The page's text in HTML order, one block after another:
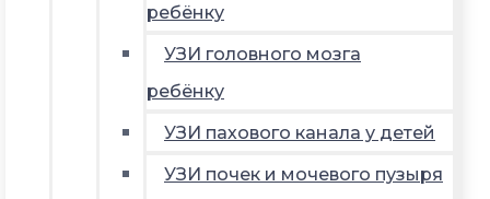
ребёнку
УЗИ головного мозга
ребёнку
УЗИ пахового канала у детей
УЗИ почек и мочевого пузыря